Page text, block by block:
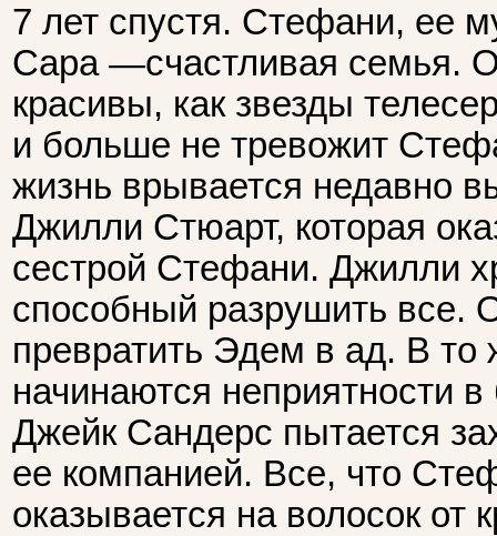
7 лет спустя. Стефани, ее
Сара —счастливая семья.
красивы, как звезды
и больше не тревожит
жизнь врывается недавно
Джилли Стюарт, которая
сестрой Стефани. Джилли
способный разрушить все.
превратить Эдем в ад. В
начинаются неприятности
Джейк Сандерс пытается
ее компанией. Все, что
оказывается на волосок от